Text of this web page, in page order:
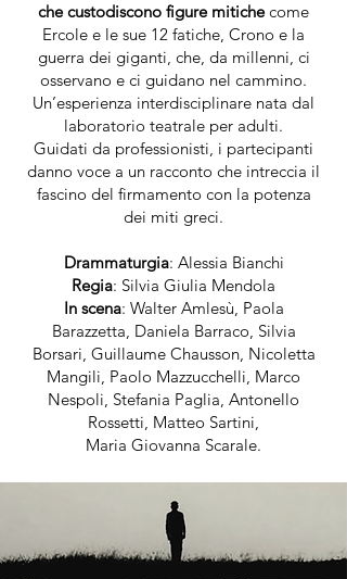
che custodiscono figure mitichecome
Ercole e le sue 12 fatiche, Crono e la
guerra dei giganti, che, da millenni, ci
osservano e ci guidano nel cammino.
Un’esperienza interdisciplinare nata dal
laboratorio teatrale per adulti.
Guidati da professionisti, i partecipanti
danno voce a un racconto che intreccia il
fascino del firmamento con la potenza
dei miti greci.
Drammaturgia: Alessia Bianchi
Regia: Silvia Giulia Mendola
In scena: Walter Amlesù, Paola
Barazzetta, Daniela Barraco, Silvia
Borsari, Guillaume Chausson, Nicoletta
Mangili, Paolo Mazzucchelli, Marco
Nespoli, Stefania Paglia, Antonello
Rossetti, Matteo Sartini,
Maria Giovanna Scarale.